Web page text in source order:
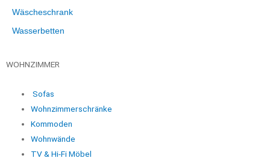
Wäscheschrank
Wasserbetten
WOHNZIMMER
Sofas
Wohnzimmerschränke
Kommoden
Wohnwände
TV & Hi-Fi Möbel